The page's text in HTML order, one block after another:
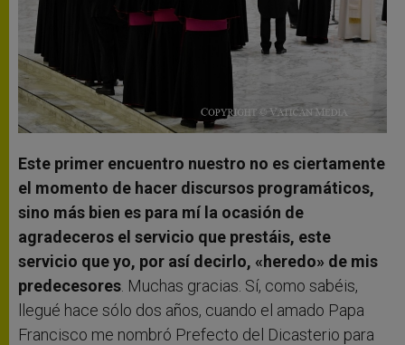
Este primer encuentro nuestro no es ciertamente
el momento de hacer discursos programáticos,
sino más bien es para mí la ocasión de
agradeceros el servicio que prestáis, este
servicio que yo, por así decirlo, «heredo» de mis
predecesores . Muchas gracias. Sí, como sabéis,
llegué hace sólo dos años, cuando el amado Papa
Francisco me nombró Prefecto del Dicasterio para